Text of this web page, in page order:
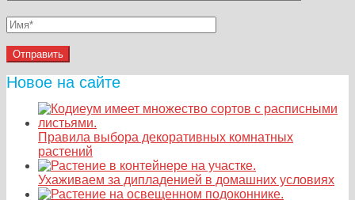
Новое на сайте
Правила выбора декоративных комнатных
растений
Ухаживаем за дипладенией в домашних условиях